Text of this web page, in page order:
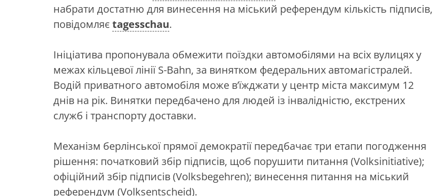
набрати достатню для винесення на міський референдум кількість підписів,
повідомляє tagesschau.
Ініціатива пропонувала обмежити поїздки автомобілями на всіх вулицях у
межах кільцевої лінії S-Bahn, за винятком федеральних автомагістралей.
Водій приватного автомобіля може в’їжджати у центр міста максимум 12
днів на рік. Винятки передбачено для людей із інвалідністю, екстрених
служб і транспорту доставки.
Механізм берлінської прямої демократії передбачає три етапи погодження
рішення: початковий збір підписів, щоб порушити питання (Volksinitiative);
офіційний збір підписів (Volksbegehren); винесення питання на міський
референдум (Volksentscheid).